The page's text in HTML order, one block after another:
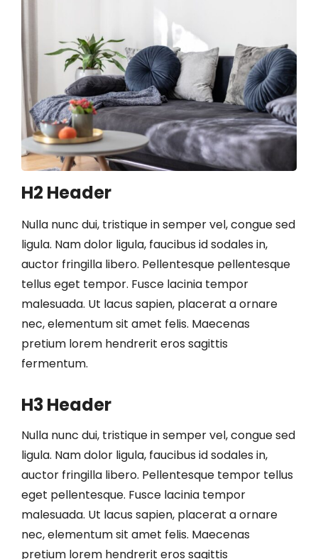
H2 Header
Nulla nunc dui, tristique in semper vel, congue sed
ligula. Nam dolor ligula, faucibus id sodales in,
auctor fringilla libero. Pellentesque pellentesque
tellus eget tempor. Fusce lacinia tempor
malesuada. Ut lacus sapien, placerat a ornare
nec, elementum sit amet felis. Maecenas
pretium lorem hendrerit eros sagittis
fermentum.
H3 Header
Nulla nunc dui, tristique in semper vel, congue sed
ligula. Nam dolor ligula, faucibus id sodales in,
auctor fringilla libero. Pellentesque tempor tellus
eget pellentesque. Fusce lacinia tempor
malesuada. Ut lacus sapien, placerat a ornare
nec, elementum sit amet felis. Maecenas
pretium lorem hendrerit eros sagittis